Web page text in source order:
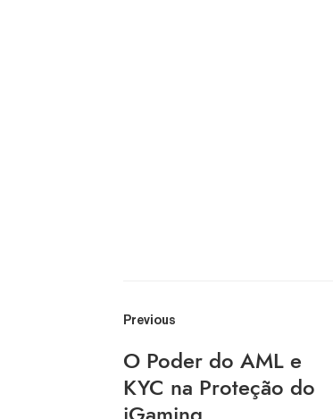
Previous
O Poder do AML e
KYC na Proteção do